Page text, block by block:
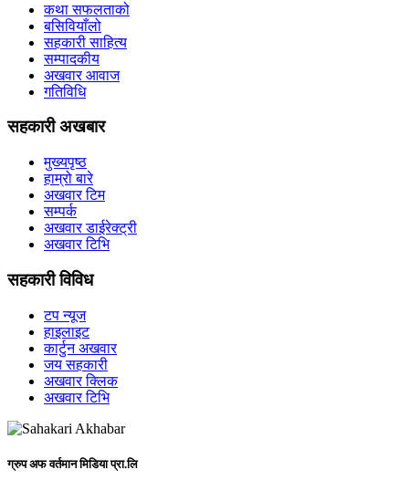
कथा सफलताको
बसिवियाँलो
सहकारी साहित्य
सम्पादकीय
अखवार आवाज
गतिविधि
सहकारी अखबार
मुख्यपृष्ठ
हाम्रो बारे
अखवार टिम
सम्पर्क
अखवार डाईरेक्ट्री
अखवार टिभि
सहकारी विविध
टप न्यूज
हाइलाइट
कार्टुन अखवार
जय सहकारी
अखवार क्लिक
अखवार टिभि
ग्रुप अफ वर्तमान मिडिया प्रा.लि